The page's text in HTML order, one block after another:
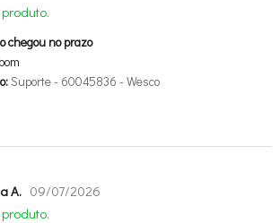
chegou no prazo
Suporte - 60045836 - Wesco
A. 09/07/2026